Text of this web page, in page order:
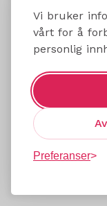
Vi bruker
vårt for å
personlig
Preferanser